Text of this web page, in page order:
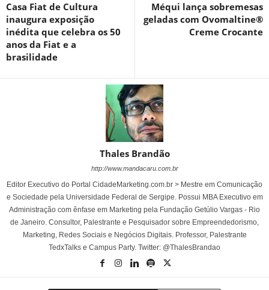
Casa Fiat de Cultura
inaugura exposição
inédita que celebra os 50
anos da Fiat e a
brasilidade
Méqui lança sobremesas
geladas com Ovomaltine®
Creme Crocante
Thales Brandão
http://www.mandacaru.com.br
Editor Executivo do Portal CidadeMarketing.com.br > Mestre em Comunicação
e Sociedade pela Universidade Federal de Sergipe. Possui MBA Executivo em
Administração com ênfase em Marketing pela Fundação Getúlio Vargas - Rio
de Janeiro. Consultor, Palestrante e Pesquisador sobre Empreendedorismo,
Marketing, Redes Sociais e Negócios Digitais. Professor, Palestrante
TedxTalks e Campus Party. Twitter: @ThalesBrandao